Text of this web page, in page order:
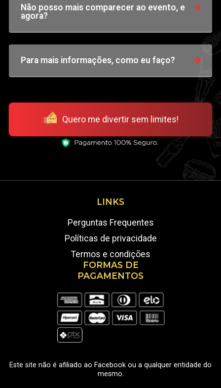
Não posso mais comparecer ao evento, e
agora?
Para mais informações, como eu faço?
Quero me divertir sem limites!
LINKS
Perguntas Frequentes
Políticas de privacidade
Termos e condições
FORMAS DE
PAGAMENTOS
Este site não é afiliado ao Facebook ou a qualquer entidade do
mesmo.